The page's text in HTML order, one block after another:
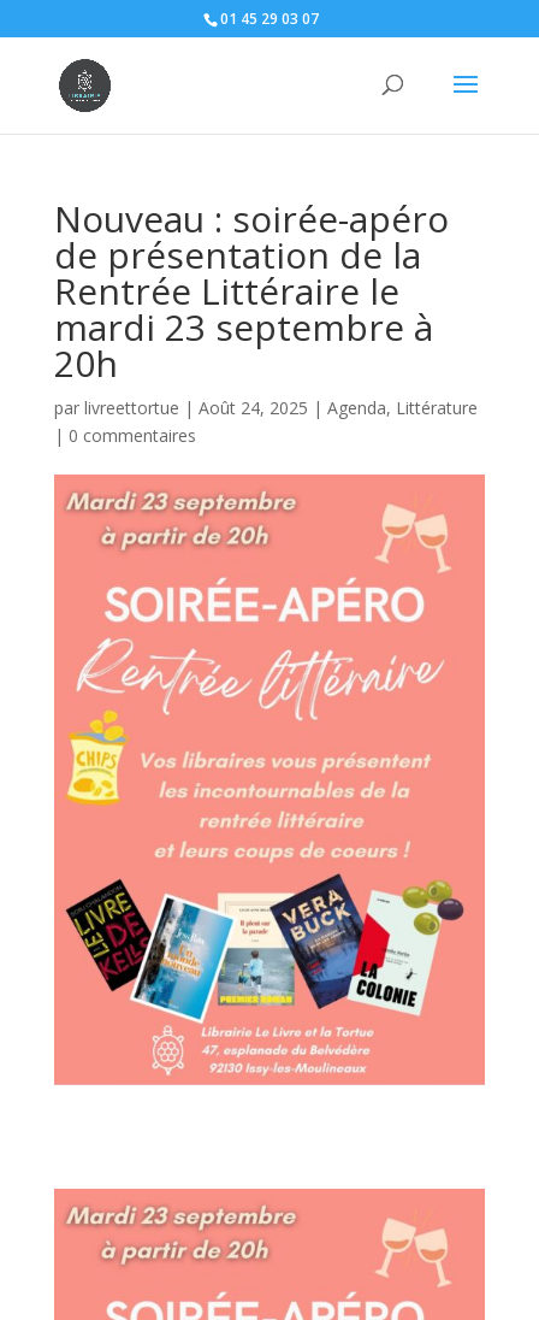
01 45 29 03 07
Nouveau : soirée-apéro
de présentation de la
Rentrée Littéraire le
mardi 23 septembre à
20h
par livreettortue | Août 24, 2025 | Agenda, Littérature
| 0 commentaires